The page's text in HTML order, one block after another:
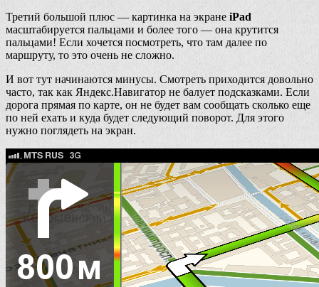
Третий большой плюс — картинка на экране iPad
масштабируется пальцами и более того — она крутится
пальцами! Если хочется посмотреть, что там далее по
маршруту, то это очень не сложно.
И вот тут начинаются минусы. Смотреть приходится довольно
часто, так как Яндекс.Навигатор не балует подсказками. Если
дорога прямая по карте, он не будет вам сообщать сколько еще
по ней ехать и куда будет следующий поворот. Для этого
нужно поглядеть на экран.